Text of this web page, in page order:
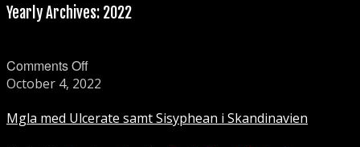
Yearly Archives: 2022
Comments Offon
Mgla
Ulcerate
October 4, 2022
Mgla med Ulcerate samt Sisyphean i Skandinavien